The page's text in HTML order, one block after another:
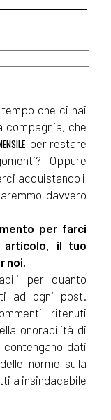
che ci hai
compagnia, che
per restare
Oppure
acquistando i
davvero
per farci
articolo, il tuo
noi.
per quanto
ad ogni post.
ritenuti
onorabilità di
dati
norme sulla
a insindacabile